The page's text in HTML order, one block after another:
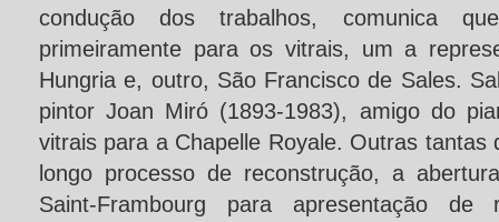
condução dos trabalhos, comunica
primeiramente para os vitrais, um a
Hungria e, outro, São Francisco de Sales.
pintor Joan Miró (1893-1983), amigo do
vitrais para a Chapelle Royale. Outras tantas
longo processo de reconstrução, a
Saint-Frambourg para apresentação de